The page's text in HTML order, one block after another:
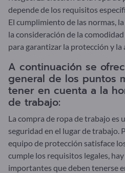
depende de los requisitos
El cumplimiento de las normas,
la consideración de la
para garantizar la protección y la
A continuación se
general de los puntos
tener en cuenta a la
de trabajo:
La compra de ropa de trabajo es
seguridad en el lugar de trabajo.
equipo de protección satisface
cumple los requisitos legales,
importantes que deben tenerse